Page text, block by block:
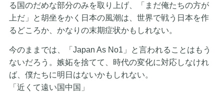
る国のだめな部分のみを取り上げ、「まだ俺たちの方が
上だ」と胡坐をかく日本の風潮は、世界で戦う日本を作
るどころか、かなりの末期症状かもしれない。
今のままでは、「Japan As No1」と言われることはもう
ないだろう。嫉妬を捨てて、時代の変化に対応しなけれ
ば、僕たちに明日はないかもしれない。
「近くて遠い国中国」